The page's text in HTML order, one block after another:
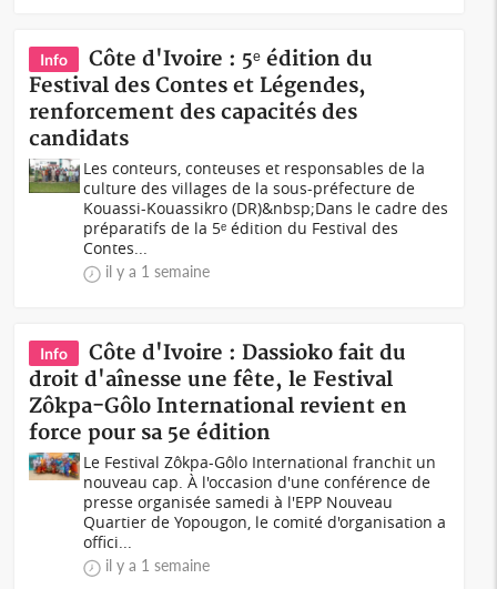
Info
Côte d'Ivoire : 5ᵉ édition du
Festival des Contes et Légendes,
renforcement des capacités des
candidats
Les conteurs, conteuses et responsables de la
culture des villages de la sous-préfecture de
Kouassi-Kouassikro (DR)&nbsp;Dans le cadre des
préparatifs de la 5ᵉ édition du Festival des
Contes...
il y a 1 semaine
Info
Côte d'Ivoire : Dassioko fait du
droit d'aînesse une fête, le Festival
Zôkpa-Gôlo International revient en
force pour sa 5e édition
Le Festival Zôkpa-Gôlo International franchit un
nouveau cap. À l'occasion d'une conférence de
presse organisée samedi à l'EPP Nouveau
Quartier de Yopougon, le comité d'organisation a
offici...
il y a 1 semaine